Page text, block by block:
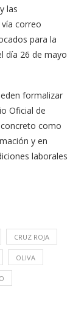
las
correo
para la
día 26 de mayo
formalizar
Oficial de
como
y en
laborales
CRUZ ROJA
OLIVA